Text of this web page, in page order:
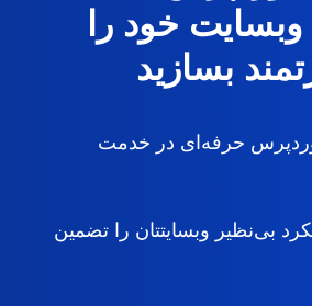
خود را
بسازید
وردپرس حرفه‌ای در خدمت
بی‌نظیر وبسایتتان را تضمین